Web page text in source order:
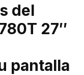
del
27″
pantalla